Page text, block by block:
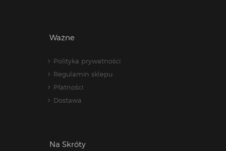
Ważne
Polityka prywatności
Regulamin sklepu
Płatności
Dostawa
Na Skróty